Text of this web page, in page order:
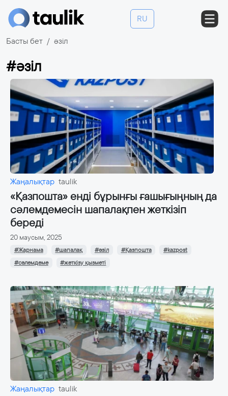
RU
Басты бет әзіл
#әзіл
Жаңалықтар taulik
«Қазпошта» енді бұрынғы ғашығыңның да
сәлемдемесін шапалақпен жеткізіп
береді
20 маусым, 2025
#Жарнама #шапалақ #әзіл #Қазпошта
#kazpost
#сәлемдеме
#жеткізу қызметі
Жаңалықтар taulik